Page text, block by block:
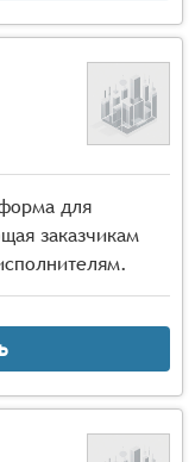
для
заказчикам